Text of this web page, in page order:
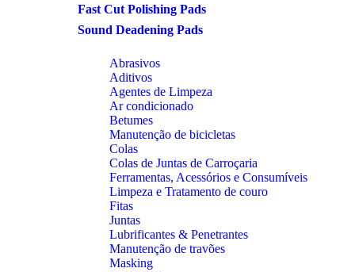
Fast Cut Polishing Pads
Sound Deadening Pads
Abrasivos
Aditivos
Agentes de Limpeza
Ar condicionado
Betumes
Manutenção de bicicletas
Colas
Colas de Juntas de Carroçaria
Ferramentas, Acessórios e Consumíveis
Limpeza e Tratamento de couro
Fitas
Juntas
Lubrificantes & Penetrantes
Manutenção de travões
Masking